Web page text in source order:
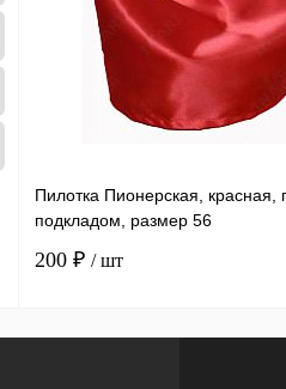
Пилотка Пионерская, красная,
подкладом, размер 56
200 ₽ / шт